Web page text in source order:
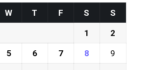
W T F S S
1 2
5 6 7 8 9